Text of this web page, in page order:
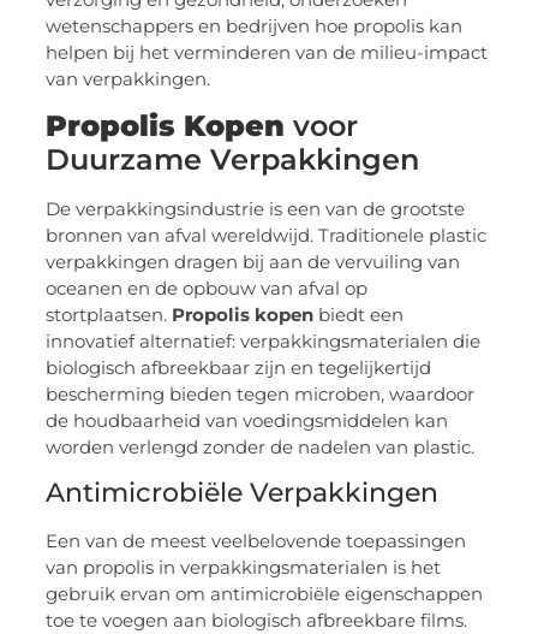
wetenschappers en bedrijven hoe propolis kan
helpen bij het verminderen van de milieu-impact
van verpakkingen.
Propolis Kopen voor
Duurzame Verpakkingen
De verpakkingsindustrie is een van de grootste
bronnen van afval wereldwijd. Traditionele plastic
verpakkingen dragen bij aan de vervuiling van
oceanen en de opbouw van afval op
stortplaatsen. Propolis kopen biedt een
innovatief alternatief: verpakkingsmaterialen die
biologisch afbreekbaar zijn en tegelijkertijd
bescherming bieden tegen microben, waardoor
de houdbaarheid van voedingsmiddelen kan
worden verlengd zonder de nadelen van plastic.
Antimicrobiële Verpakkingen
Een van de meest veelbelovende toepassingen
van propolis in verpakkingsmaterialen is het
gebruik ervan om antimicrobiële eigenschappen
toe te voegen aan biologisch afbreekbare films.